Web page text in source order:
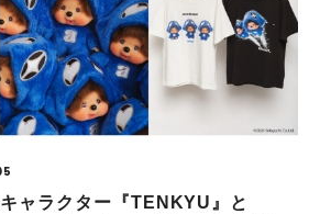
ャラクター『TENKYU』と